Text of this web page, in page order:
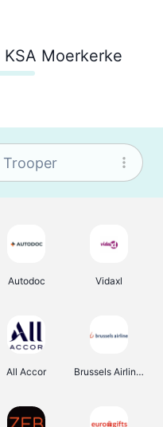
KSA Moerkerke
Autodoc Vidaxl
All Accor Brussels Airlines